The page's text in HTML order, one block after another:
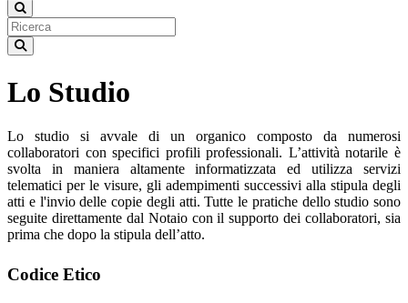
Lo Studio
Lo studio si avvale di un organico composto da numerosi
collaboratori con specifici profili professionali. L’attività notarile è
svolta in maniera altamente informatizzata ed utilizza servizi
telematici per le visure, gli adempimenti successivi alla stipula degli
atti e l'invio delle copie degli atti. Tutte le pratiche dello studio sono
seguite direttamente dal Notaio con il supporto dei collaboratori, sia
prima che dopo la stipula dell’atto.
Codice Etico